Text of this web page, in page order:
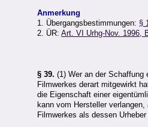
Anmerkung
1. Übergangsbestimmungen: §
2. ÜR:Art. VI Urhg-Nov. 1996,
§ 39. (1) Wer an der Schaffung
Filmwerkes derart mitgewirkt
die Eigenschaft einer
kann vom Hersteller
Filmwerkes als dessen Urheber